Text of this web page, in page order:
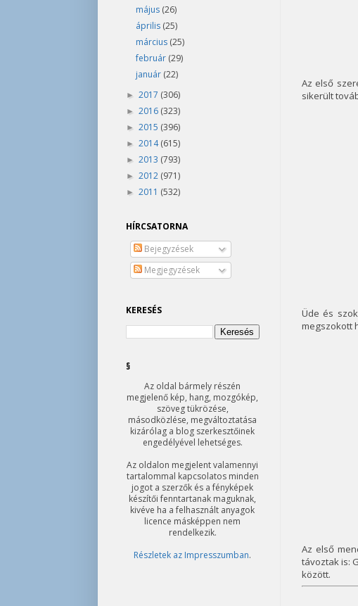
Az első
sikerült
Üde és
megszokott
Az első
távoztak is:
között.
május (26)
április (25)
március (25)
február (29)
január (22)
► 2017 (306)
► 2016 (323)
► 2015 (396)
► 2014(615)
► 2013 (793)
► 2012 (971)
► 2011 (532)
HÍRCSATORNA
Bejegyzések
Megjegyzések
KERESÉS
§
Az oldal bármely részén
megjelenő kép, hang, mozgókép,
szöveg tükrözése,
másodközlése, megváltoztatása
kizárólag a blog szerkesztőinek
engedélyével lehetséges.
Az oldalon megjelent valamennyi
tartalommal kapcsolatos minden
jogot a szerzők és a fényképek
készítői fenntartanak maguknak,
kivéve ha a felhasznált anyagok
licence másképpen nem
rendelkezik.
Részletek az Impresszumban.